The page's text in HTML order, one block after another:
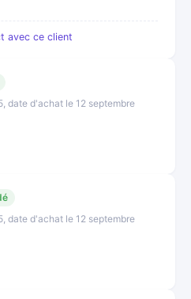
avec ce client
date d'achat le 12 septembre
date d'achat le 12 septembre